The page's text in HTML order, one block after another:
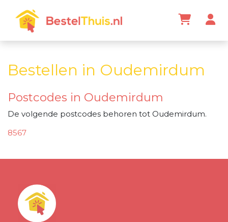
Bestellen in Oudemirdum
Postcodes in Oudemirdum
De volgende postcodes behoren tot Oudemirdum.
8567